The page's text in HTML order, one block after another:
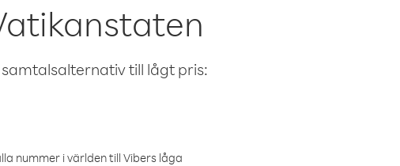
till lågt pris:
nummer i världen till Vibers låga